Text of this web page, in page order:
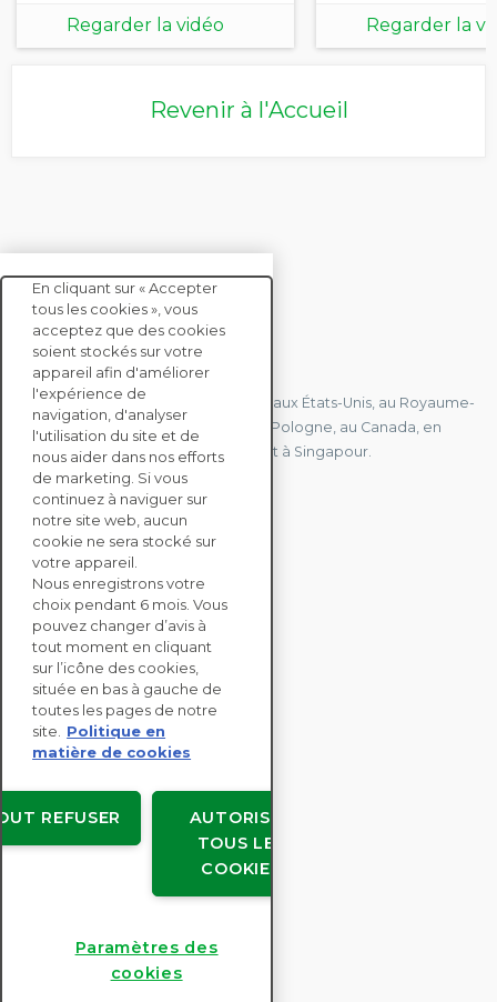
Regarder la vidéo Regarder la
Revenir à l'Accueil
CONTACTEZ-NOUS
Nous avons des bureaux en France, aux États-Unis, au Royaume-
Uni, à Hong Kong, à l'île Maurice, en Pologne, au Canada, en
Allemagne, au Japon, en Espagne et à Singapour.
CONTACTEZ-NOUS
SOLUTIONS
ENTERPRISE
ÉVALUATIONS RSE
RESSOURCES
À PROPOS
Copyright © EcoVadis
Accords avec les utilisateurs
Confidentialité des données
Paramètres des cookies
En cliquant sur « Accepter
tous les cookies », vous
acceptez que des cookies
soient stockés sur votre
appareil afin d'améliorer
l'expérience de
navigation, d'analyser
l'utilisation du site et de
nous aider dans nos efforts
de marketing. Si vous
continuez à naviguer sur
notre site web, aucun
cookie ne sera stocké sur
votre appareil.
Nous enregistrons votre
choix pendant 6 mois. Vous
pouvez changer d’avis à
tout moment en cliquant
sur l’icône des cookies,
située en bas à gauche de
toutes les pages de notre
site.
Politique en
matière de cookies
AUTORISER
TOUS LES
COOKIES
REFUSER
Paramètres des
cookies